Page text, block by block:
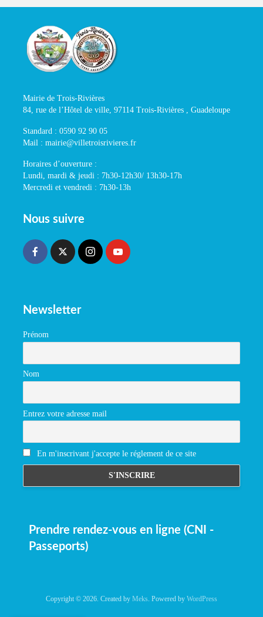
Mairie de Trois-Rivières
84, rue de l’Hôtel de ville, 97114 Trois-Rivières , Guadeloupe
Standard : 0590 92 90 05
Mail : mairie@villetroisrivieres.fr
Horaires d’ouverture :
Lundi, mardi & jeudi : 7h30-12h30/ 13h30-17h
Mercredi et vendredi : 7h30-13h
Nous suivre
Newsletter
Prénom
Nom
Entrez votre adresse mail
En m'inscrivant j'accepte le réglement de ce site
Prendre rendez-vous en ligne (CNI -
Passeports)
Copyright © 2026. Created by Meks . Powered by WordPress